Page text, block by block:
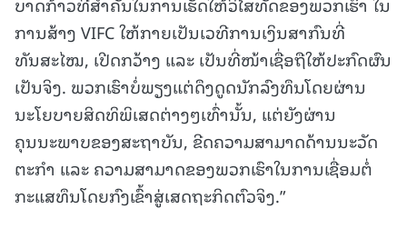
ການສ້າງ VIFC ໃຫ້ກາຍເປັນເວທີການເງິນສາກົນທີ່
ທັນສະໄໝ, ເປີດກວ້າງ ແລະ ເປັນທີ່ໜ້າເຊື່ອຖືໃຫ້ປະກົດຜົນ
ເປັນຈິງ. ພວກເຮົາບໍ່ພຽງແຕ່ດຶງດູດນັກລົງທຶນໂດຍຜ່ານ
ນະໂຍບາຍສິດທິພິເສດຕ່າງໆເທົ່ານັ້ນ, ແຕ່ຍັງຜ່ານ
ຄຸນນະພາບຂອງສະຖາບັນ, ຂີດຄວາມສາມາດດ້ານນະວັດ
ຕະກຳ ແລະ ຄວາມສາມາດຂອງພວກເຮົາໃນການເຊື່ອມຕໍ່
ກະແສທຶນໂດຍກົງເຂົ້າສູ່ເສດຖະກິດຕົວຈິງ.”